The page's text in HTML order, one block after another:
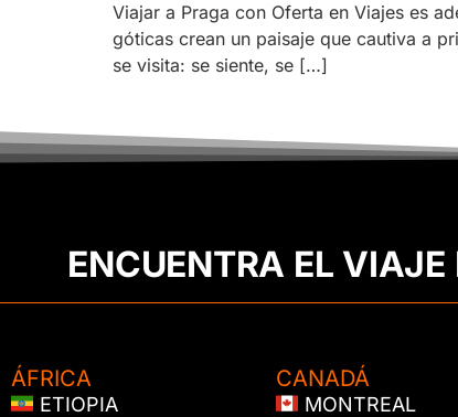
Viajar a Praga con Oferta en Viajes es
góticas crean un paisaje que cautiva a
se visita: se siente, se […]
ENCUENTRA EL VIAJE
ÁFRICA
ETIOPIA
CANADÁ
MONTREAL